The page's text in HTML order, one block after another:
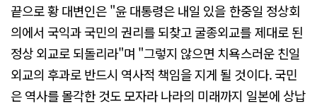
끝으로 황 대변인은 "윤 대통령은 내일 있을 한중일 정상회
의에서 국익과 국민의 권리를 되찾고 굴종외교를 제대로 된
정상 외교로 되돌리라"며 "그렇지 않으면 치욕스러운 친일
외교의 후과로 반드시 역사적 책임을 지게 될 것이다. 국민
은 역사를 몰각한 것도 모자라 나라의 미래까지 일본에 상납